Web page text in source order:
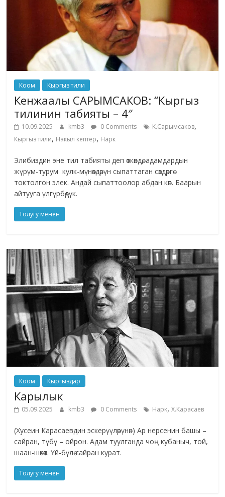
Коом Кыргыз тили
Кенжаалы САРЫМСАКОВ: “Кыргыз
тилинин табияты – 4″
10.09.2025 kmb3 0 Comments К.Сарымсаков,
Кыргыз тили, Накыл кептер, Нарк
Элибиздин эне тил табияты деп өткөндө, адамдардын
жүрүм-турум кулк-мүнөздөрүн сыпаттаган сөздөргө
токтолгон элек. Андай сыпаттоолор абдан көп. Баарын
айтууга үлгүрбөдүк.
Толугу менен
Коом Кыргыздар
Карылык
05.09.2025 kmb3 0 Comments Нарк,Х.Карасаев
(Хусеин Карасаевдин эскерүүлөрүнөн) Ар нерсенин башы –
сайран, түбү – ойрон. Адам туулганда чоң кубаныч, той,
шаан-шөкөт. Үй-бүлө сайран курат.
Толугу менен